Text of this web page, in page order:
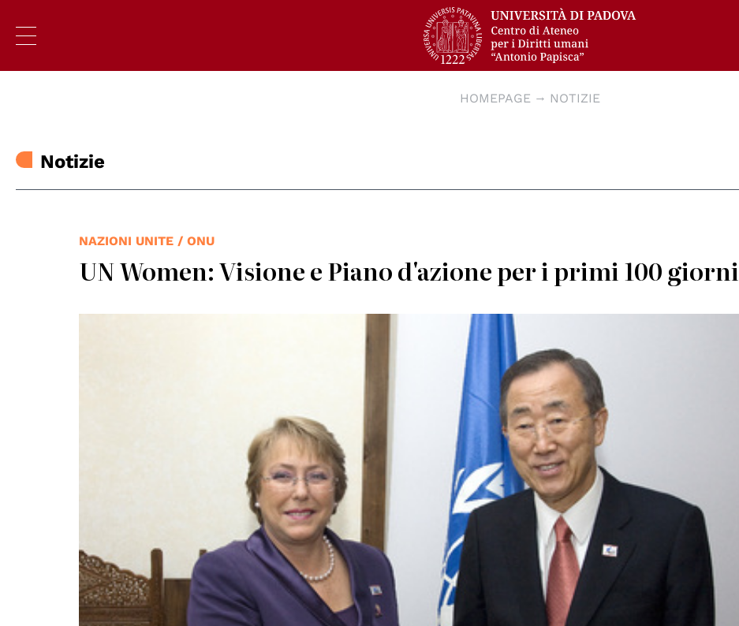
HOMEPAGE NOTIZIE
Notizie
NAZIONI UNITE / ONU
UN Women: Visione e Piano d'azione per i primi 100 giorni